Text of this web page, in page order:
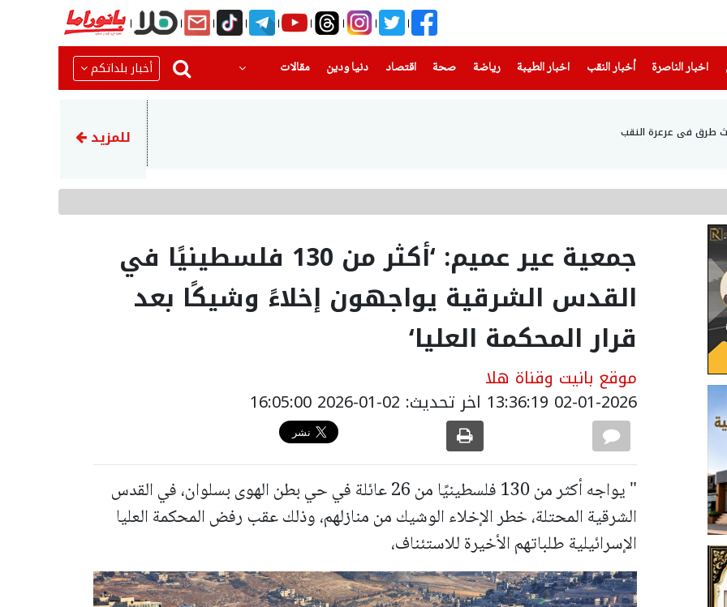
اخبار الناصرة
(current) أخبار النقب اخبار الطيبة(current) رياضة
(current) صحة(current) اقتصاد دنيا ودين
(current) مقالات أخبار بلداتكم
اتهام توني مهاجم الأهلي
للمزيد
جمعية عير عميم: ‘أكثر من 130 فلسطينيًا في
القدس الشرقية يواجهون إخلاءً وشيكًا بعد
قرار المحكمة العليا‘
موقع بانيت وقناة هلا
02-01-2026 13:36:19 اخر تحديث: 02-01-2026 16:05:00
" يواجه أكثر من 130 فلسطينيًا من 26 عائلة في حي بطن الهوى بسلوان، في القدس
الشرقية المحتلة، خطر الإخلاء الوشيك من منازلهم، وذلك عقب رفض المحكمة العليا
الإسرائيلية طلباتهم الأخيرة للاستئناف،